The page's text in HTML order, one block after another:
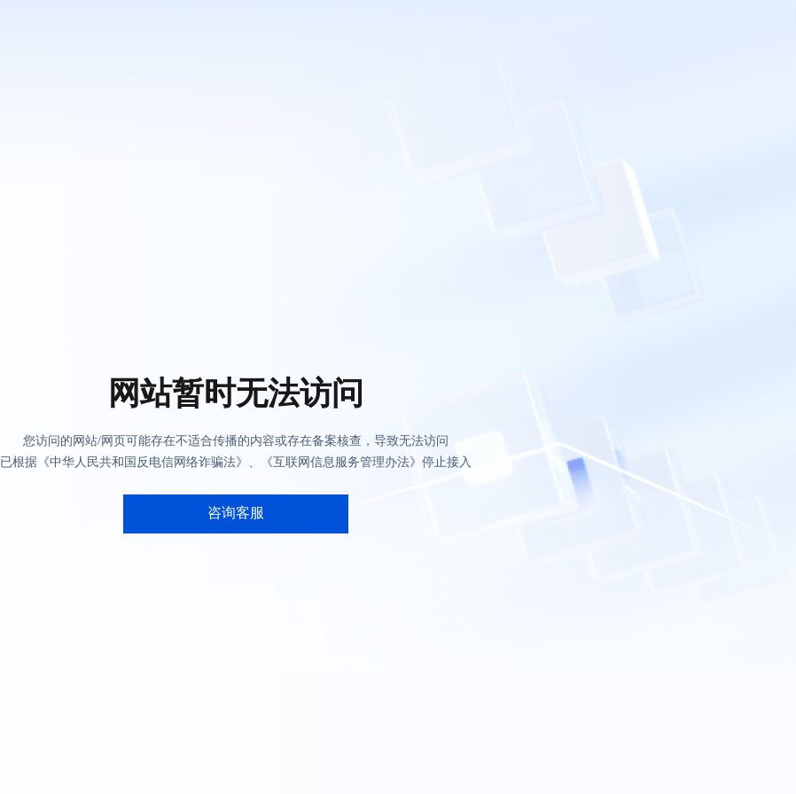
网站暂时无法访问
您访问的网站/网页可能存在不适合传播的内容或存在备案核查，导致无法访问
已根据《中华人民共和国反电信网络诈骗法》、《互联网信息服务管理办法》停止接入
咨询客服